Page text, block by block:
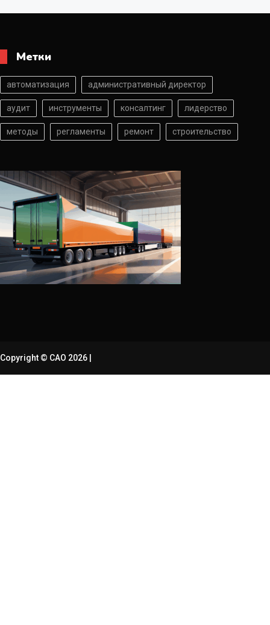
Метки
автоматизация административный директор
аудит инструменты консалтинг лидерство
методы регламенты ремонт строительство
Copyright © CAO 2026